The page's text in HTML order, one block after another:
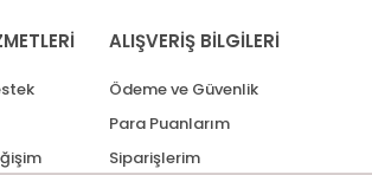
ALIŞVERİŞ BİLGİLERİ
Ödeme ve Güvenlik
Para Puanlarım
Siparişlerim